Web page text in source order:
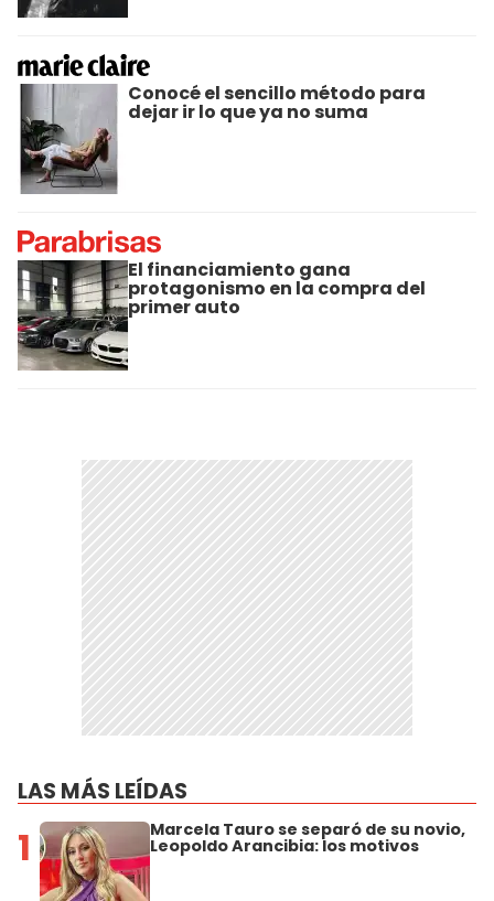
Conocé el sencillo método para
dejar ir lo que ya no suma
El financiamiento gana
protagonismo en la compra del
primer auto
LAS MÁS LEÍDAS
1 Marcela Tauro se separó de su novio,
Leopoldo Arancibia: los motivos